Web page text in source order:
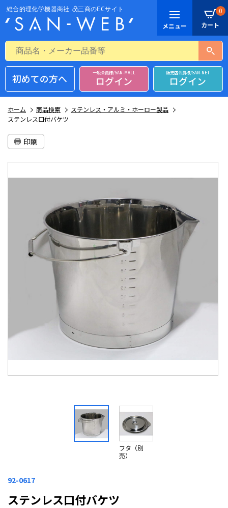
0
初めての方へ 一般会員様/SAN-MALL
ログイン
販売店会員様/SAN-NET
ログイン
ホーム 商品検索
ステンレス・アルミ・ホーロー製品
ステンレス口付バケツ
印刷
フタ（別
売）
92-0617
ステンレス口付バケツ